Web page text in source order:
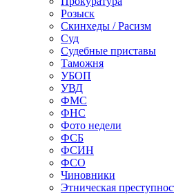
Розыск
Скинхеды / Расизм
Суд
Судебные приставы
Таможня
УБОП
УВД
ФМС
ФНС
Фото недели
ФСБ
ФСИН
ФСО
Чиновники
Этническая